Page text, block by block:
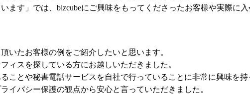
ます」では、bizcubeにご興味をもってくださったお客様や実際に
いたお客様の例をご紹介したいと思います。
ィスを探している方にお越しいただきました。
ことや秘書電話サービスを自社で行っていることに非常に興味を持
イバシー保護の観点から安心と言っていただきました。